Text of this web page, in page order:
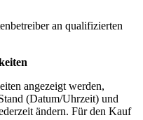
an qualifizierten
angezeigt werden,
(Datum/Uhrzeit) und
ändern. Für den Kauf